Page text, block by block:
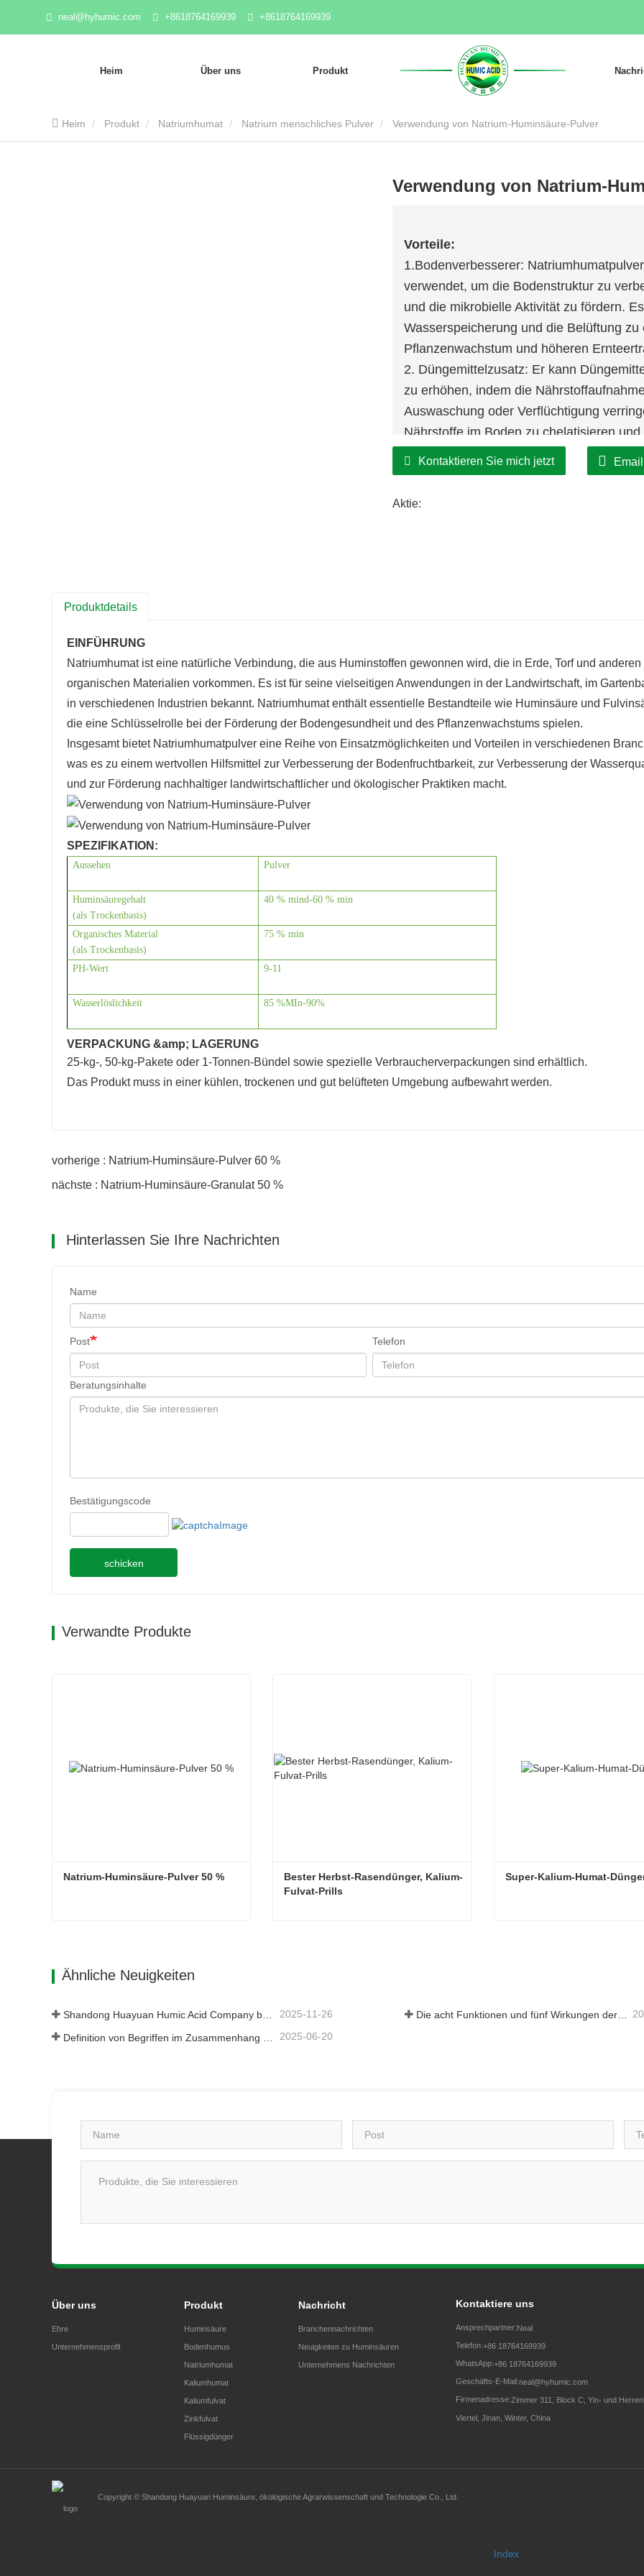
neal@hyhumic.com +8618764169939 +8618764169939
Heim Über uns Produkt
Heim Produkt Natriumhumat Natrium menschliches Pulver Verwendung von Natrium-Huminsäure-Pulver
Verwendung von Natrium-
Vorteile:
1.Bodenverbesserer:
verwendet, um die Bodenstruktur zu
und die mikrobielle Aktivität zu fördern.
Wasserspeicherung und die Belüftung
Pflanzenwachstum und höheren
2. Düngemittelzusatz: Er kann
zu erhöhen, indem die
Auswaschung oder Verflüchtigung
Nährstoffe im Boden zu chelatisieren
verfügbar werden.
3. Futterzusatz für Nutztiere:
Bohrflüssigkeitszusatz verwendet, um
verringern und die Bohreffizienz zu
verhindern und die Bohrlochproduktivität
6. Betonzusatz: Natriumhumatpulver
Verarbeitbarkeit zu verbessern, den
Haltbarkeit von Betonkonstruktionen zu
Weichmacher und verbessert die
Kontaktieren Sie mich jetzt Email
Aktie:
Produktdetails
EINFÜHRUNG
Natriumhumat ist eine natürliche Verbindung, die aus Huminstoffen gewonnen wird, die in Erde, Torf und anderen
organischen Materialien vorkommen. Es ist für seine vielseitigen Anwendungen in der Landwirtschaft, im
in verschiedenen Industrien bekannt. Natriumhumat enthält essentielle Bestandteile wie Huminsäure und
die eine Schlüsselrolle bei der Förderung der Bodengesundheit und des Pflanzenwachstums spielen.
Insgesamt bietet Natriumhumatpulver eine Reihe von Einsatzmöglichkeiten und Vorteilen in verschiedenen
was es zu einem wertvollen Hilfsmittel zur Verbesserung der Bodenfruchtbarkeit, zur Verbesserung der
und zur Förderung nachhaltiger landwirtschaftlicher und ökologischer Praktiken macht.
SPEZIFIKATION:
Aussehen Pulver
Huminsäuregehalt
(als Trockenbasis)
40 % mind-60 % min
Organisches Material
(als Trockenbasis)
75 % min
PH-Wert 9-11
Wasserlöslichkeit 85 %MIn-90%
VERPACKUNG &amp; LAGERUNG
25-kg-, 50-kg-Pakete oder 1-Tonnen-Bündel sowie spezielle Verbraucherverpackungen sind erhältlich.
Das Produkt muss in einer kühlen, trockenen und gut belüfteten Umgebung aufbewahrt werden.
vorherige : Natrium-Huminsäure-Pulver 60 %
nächste : Natrium-Huminsäure-Granulat 50 %
Hinterlassen Sie Ihre Nachrichten
Name
Post Telefon
Beratungsinhalte
Bestätigungscode
schicken
Verwandte Produkte
Natrium-Huminsäure-Pulver 50 %
Bester Herbst-Rasendünger, Kalium-
Fulvat-Prills
Super-Kalium-Humat-
Ähnliche Neuigkeiten
Shandong Huayuan Humic Acid Company belebt das Dorf Beiqiu mit einer Spende von mikrobiellem Dünger neu. 2025-11-26 Die acht Funktionen und fünf Wirkungen der mineralischen Quelle Fulvosäure
2025-06-20
Über uns
Ehre
Unternehmensprofil
Produkt
Huminsäure
Bodenhumus
Natriumhumat
Kaliumhumat
Kaliumfulvat
Zinkfulvat
Flüssigdünger
Nachricht
Branchennachrichten
Neuigkeiten zu Huminsäuren
Unternehmens Nachrichten
Kontaktiere uns
Ansprechpartner:Neal
Telefon:+86 18764169939
WhatsApp:+86 18764169939
Geschäfts-E-Mail:neal@hyhumic.com
Firmenadresse:Zimmer 311, Block C, Yin- und
Viertel, Jinan, Winter, China
Copyright © Shandong Huayuan Huminsäure, ökologische Agrarwissenschaft und Technologie Co., Ltd.
Index